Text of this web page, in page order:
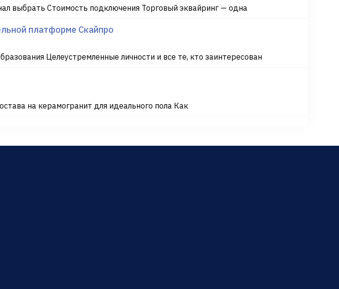
выбрать Стоимость подключения Торговый эквайринг — одна
платформе Скайпро
Целеустремленные личности и все те, кто заинтересован
на керамогранит для идеального пола Как